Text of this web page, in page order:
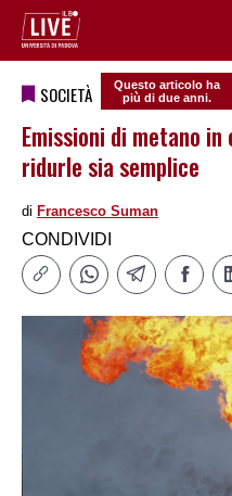
SOCIETÀ
Questo articolo ha
più di due anni.
Emissioni di metano
ridurle sia semplice
di Francesco Suman
CONDIVIDI